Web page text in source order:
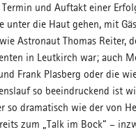
und Auftakt einer
unter die Haut gehen, mit
Astronaut Thomas Reiter,
in Leutkirch war; auch
Frank Plasberg oder die
so beeindruckend ist
so dramatisch wie der von
zum „Talk im Bock“ –